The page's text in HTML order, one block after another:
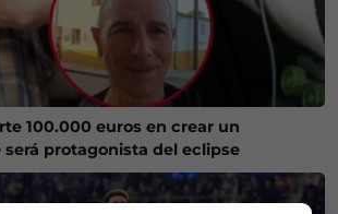
100.000 euros en crear un
protagonista del eclipse